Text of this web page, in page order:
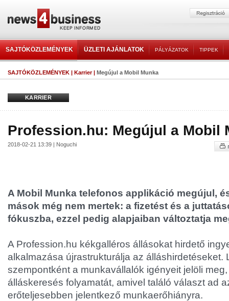
SAJTÓKÖZLEMÉNYEK ÜZLETI AJÁNLATOK PÁLYÁZATOK TIPPEK
SAJTÓKÖZLEMÉNYEK | Karrier| Megújul a Mobil Munka
KARRIER
Profession.hu: Megújul a Mobil
2018-02-21 13:39 | Noguchi
A Mobil Munka telefonos applikáció megújul,
mások még nem mertek: a fizetést és a
fókuszba, ezzel pedig alapjaiban változtatja
A Profession.hu kékgalléros állásokat hirdető
alkalmazása újrastrukturálja az álláshirdetéseket.
szempontként a munkavállalók igényeit jelöli
álláskeresés folyamatát, amivel találó választ ad
erőteljesebben jelentkező munkaerőhiányra.